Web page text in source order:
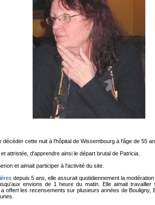
cette nuit à l’hôpital de Wissembourg à l'âge de 55
attristée, d'apprendre ainsi le départ brutal de Patricia.
et aimait participer à l'activité du site.
depuis 5 ans, elle assurait quotidiennement la modération
envions de 1 heure du matin. Elle aimait
offert les recensements sur plusieurs années de Bouligny,